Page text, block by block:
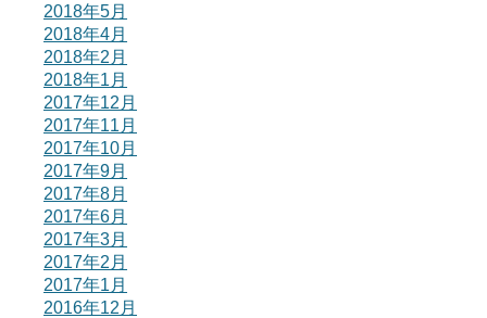
2018年5月
2018年4月
2018年2月
2018年1月
2017年12月
2017年11月
2017年10月
2017年9月
2017年8月
2017年6月
2017年3月
2017年2月
2017年1月
2016年12月